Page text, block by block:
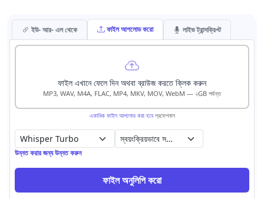
ইউ- আর- এল থেকে ফাইল আপলোড করো লাইভ ট্রান্সক্রিপ্ট
ফাইল এখানে ফেলে দিন অথবা ব্রাউজ করতে ক্লিক করুন
MP3, WAV, M4A, FLAC, MP4, MKV, MOV, WebM — ২GB পর্যন্ত
একাধিক ফাইল আপলোড করা হবেপ্রফেশনাল
স্বয়ংক্রিয়ভাবে সনাক্তকরণ
উন্নত করার জন্য উন্নত করুন
ফাইল অনুলিপি করো